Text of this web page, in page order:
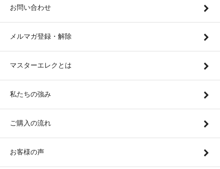
お問い合わせ
メルマガ登録・解除
マスターエレクとは
私たちの強み
ご購入の流れ
お客様の声